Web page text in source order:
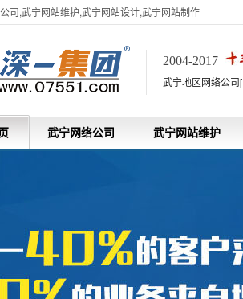
司,武宁网站维护,武宁网站设计,武宁网站制作
2004-2017
武宁地区网络公司[
武宁网络公司 武宁网站维护